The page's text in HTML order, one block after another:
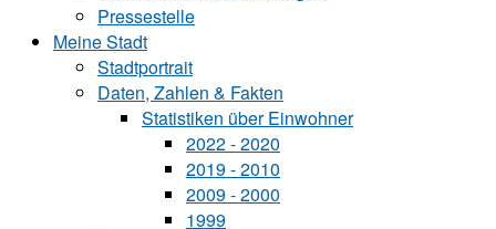
Pressestelle
Meine Stadt
Stadtportrait
Daten, Zahlen & Fakten
Statistiken über Ein‍woh‍ner
2022 - 2020
2019 - 2010
2009 - 2000
1999